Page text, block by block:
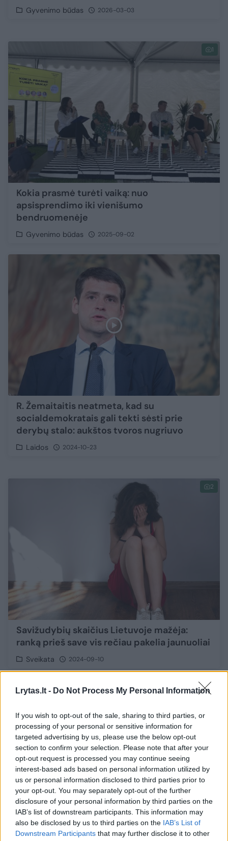
Lrytas.lt - Do Not Process My Personal Information
If you wish to opt-out of the sale, sharing to third parties, or
processing of your personal or sensitive information for
targeted advertising by us, please use the below opt-out
section to confirm your selection. Please note that after your
opt-out request is processed you may continue seeing
interest-based ads based on personal information utilized by
us or personal information disclosed to third parties prior to
your opt-out. You may separately opt-out of the further
disclosure of your personal information by third parties on the
IAB’s list of downstream participants. This information may
also be disclosed by us to third parties on the IAB’s List of
Downstream Participants that may further disclose it to other
Gyvenimo būdas 2026-03-03
1
Kokia prasmė turėti vaiką: nuo
apsisprendimo iki vienišumo
bendruomenėje
Gyvenimo būdas 2025-09-02
R. Žemaitaitis neatmeta, kad su
socialdemokratais gali tekti sėsti prie
derybų stalo: aukštos tvoros nugriuvo
Laidos 2024-10-23
2
Savižudybių skaičius Lietuvoje mažėja:
ranką prieš save vis rečiau pakelia jaunuoliai
Sveikata 2024-09-10
10
Apie homoseksualų gydymą prisikalbėjusio